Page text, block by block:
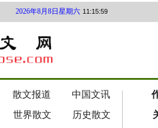
散文报道 中国文讯
世界散文 历史散文
2026年8月8日星期六 11:16:00